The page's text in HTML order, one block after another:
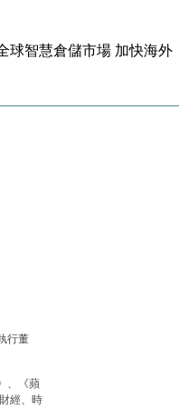
萬元 斥21億翻新香港及
場活動前 男子攜槍彈被捕
企業擴張放慢兼縮減人
元 支援Anthropic租用
關稅範圍 14類產品或加徵
個月 珠寶鐘錶銷售升勢
元回購 派息比率目標維持
行董
、《蘋
經、時